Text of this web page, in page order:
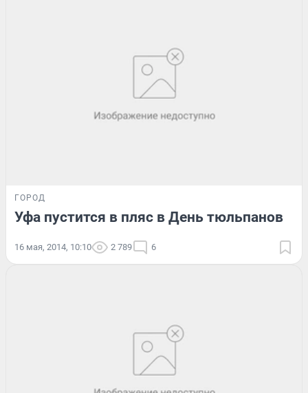
ГОРОД
Уфа пустится в пляс в День тюльпанов
16 мая, 2014, 10:10 2 789 6